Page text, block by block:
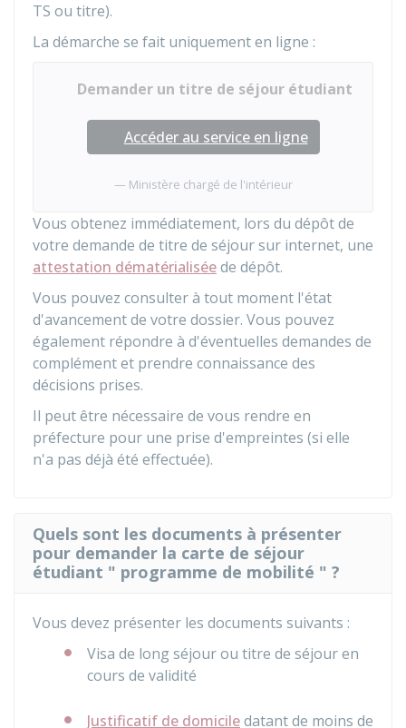
TS ou titre).
La démarche se fait uniquement en ligne :
Demander un titre de séjour étudiant
Accéder au service en ligne
Ministère chargé de l'intérieur
Vous obtenez immédiatement, lors du dépôt de
votre demande de titre de séjour sur internet, une
attestation dématérialiséede dépôt.
Vous pouvez consulter à tout moment l'état
d'avancement de votre dossier. Vous pouvez
également répondre à d'éventuelles demandes de
complément et prendre connaissance des
décisions prises.
Il peut être nécessaire de vous rendre en
préfecture pour une prise d'empreintes (si elle
n'a pas déjà été effectuée).
Quels sont les documents à présenter
pour demander la carte de séjour
étudiant " programme de mobilité " ?
Vous devez présenter les documents suivants :
Visa de long séjour ou titre de séjour en
cours de validité
Justificatif de domiciledatant de moins de